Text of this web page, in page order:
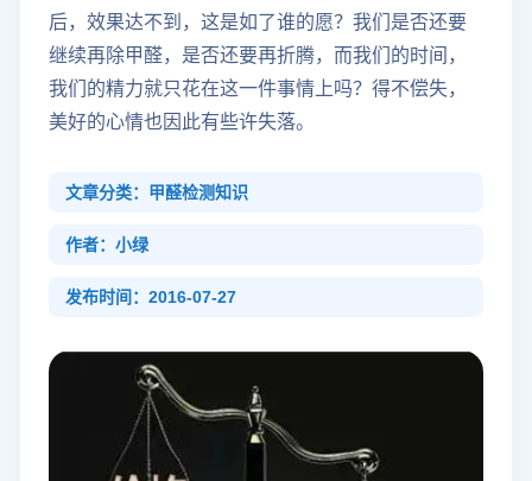
后，效果达不到，这是如了谁的愿？我们是否还要
继续再除甲醛，是否还要再折腾，而我们的时间，
我们的精力就只花在这一件事情上吗？得不偿失，
美好的心情也因此有些许失落。
文章分类：甲醛检测知识
作者：小绿
发布时间：2016-07-27